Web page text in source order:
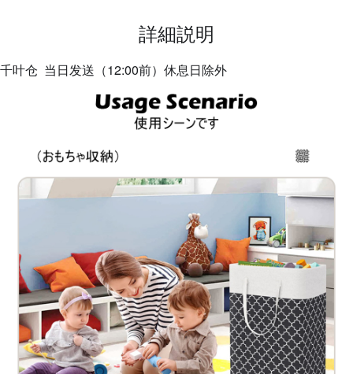
詳細説明
千叶仓 当日发送（12:00前）休息日除外